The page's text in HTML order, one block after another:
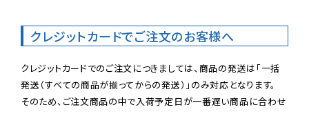
クレジットカードでご注文のお客様へ
クレジットカードでのご注文につきましては、商品の発送は「一括
発送（すべての商品が揃ってからの発送）」のみ対応となります。
そのため、ご注文商品の中で入荷予定日が一番遅い商品に合わせ